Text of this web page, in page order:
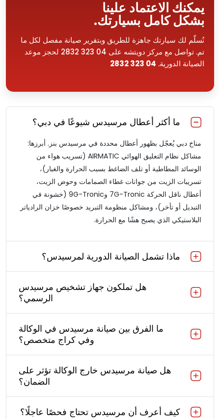
ما أكثر أعطال مرسيدس شيوعًا في دبي؟
مناخ دبي يُعجّل بظهور أعطال محددة في مرسيدس بنز. أبرزها:
مشاكل نظام التعليق الهوائي AIRMATIC (تسريب هواء من
الوسائد المطاطية أو تلف الضاغط بسبب الحرارة والغبار)،
تسريبات الزيت من جوانات غطاء الصمامات وحوض الزيت،
أعطال ناقل الحركة 7G-Tronic و9G-Tronic (خشونة في
التبديل أو تأخر)، ومشاكل منظومة التبريد خصوصًا خزان الرادياتر
البلاستيكي الذي يصبح هشًا مع الحرارة.
ماذا تشمل الصيانة الدورية لمرسيدس؟
هل تملكون جهاز تشخيص مرسيدس
الرسمي؟
ما الفرق بين صيانة مرسيدس في الوكالة
وفي كراج متخصص؟
هل صيانة مرسيدس خارج الوكالة تؤثر على
الضمان؟
كيف أعرف أن مرسيدس تحتاج فحصًا عاجلًا؟
يمكنك الاعتماد علينا
بشكل كامل بسيارتك.
نُسلّم لك سيارتك جاهزة للطريق وبتقرير صيانة مفصل لكل ما
تم. تواصل مع مركز دويتشه على 04 323 2832 لحجز موعد
الصيانة الدورية. 04 323 2832